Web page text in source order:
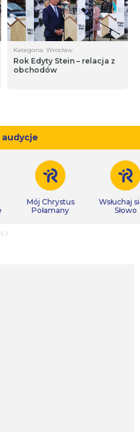
Kategoria: Wrocław
Rok Edyty Stein – relacja z
obchodów
audycje
Mój Chrystus
Połamany
Wsłuchaj
Słowo